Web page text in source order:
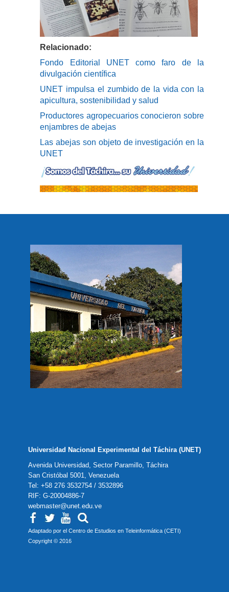
Relacionado:
Fondo Editorial UNET como faro de la
divulgación científica
UNET impulsa el zumbido de la vida con la
apicultura, sostenibilidad y salud
Productores agropecuarios conocieron sobre
enjambres de abejas
Las abejas son objeto de investigación en la
UNET
Universidad Nacional Experimental del Táchira (UNET)
Avenida Universidad, Sector Paramillo, Táchira
San Cristóbal 5001, Venezuela
Tel: +58 276 3532754 / 3532896
RIF: G-20004886-7
webmaster@unet.edu.ve
Adaptado por el Centro de Estudios en Teleinformática (CETI)
Copyright © 2016